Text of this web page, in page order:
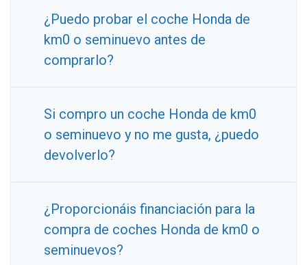
¿Puedo probar el coche Honda de
km0 o seminuevo antes de
comprarlo?
Si compro un coche Honda de km0
o seminuevo y no me gusta, ¿puedo
devolverlo?
¿Proporcionáis financiación para la
compra de coches Honda de km0 o
seminuevos?